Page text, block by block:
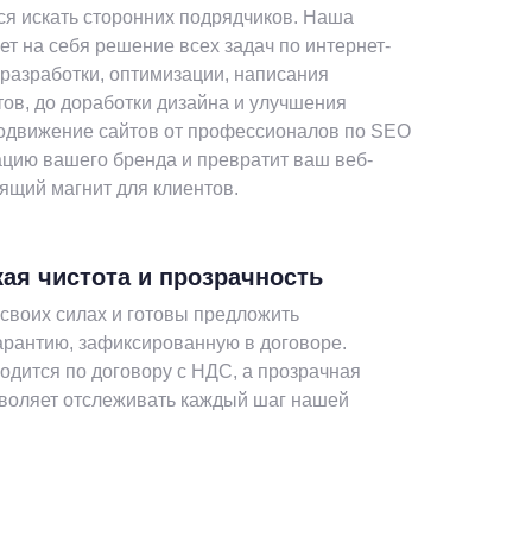
искать сторонних подрядчиков. Наша
на себя решение всех задач по интернет-
оптимизации, написания
до доработки дизайна и улучшения
сайтов от профессионалов по SEO
вашего бренда и превратит ваш веб-
магнит для клиентов.
чистота и прозрачность
силах и готовы предложить
зафиксированную в договоре.
по договору с НДС, а прозрачная
отслеживать каждый шаг нашей